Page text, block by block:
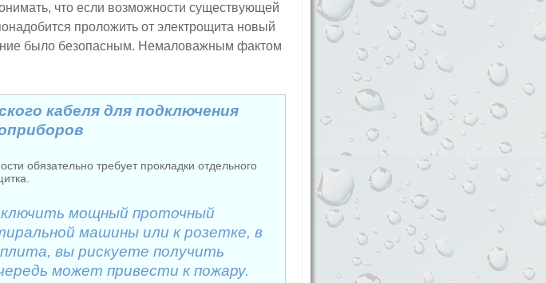
что если возможности существующей
проложить от электрощита новый
было безопасным. Немаловажным фактом
кабеля для подключения
обязательно требует прокладки отдельного
мощный проточный
машины или к розетке, в
вы рискуете получить
может привести к пожару.